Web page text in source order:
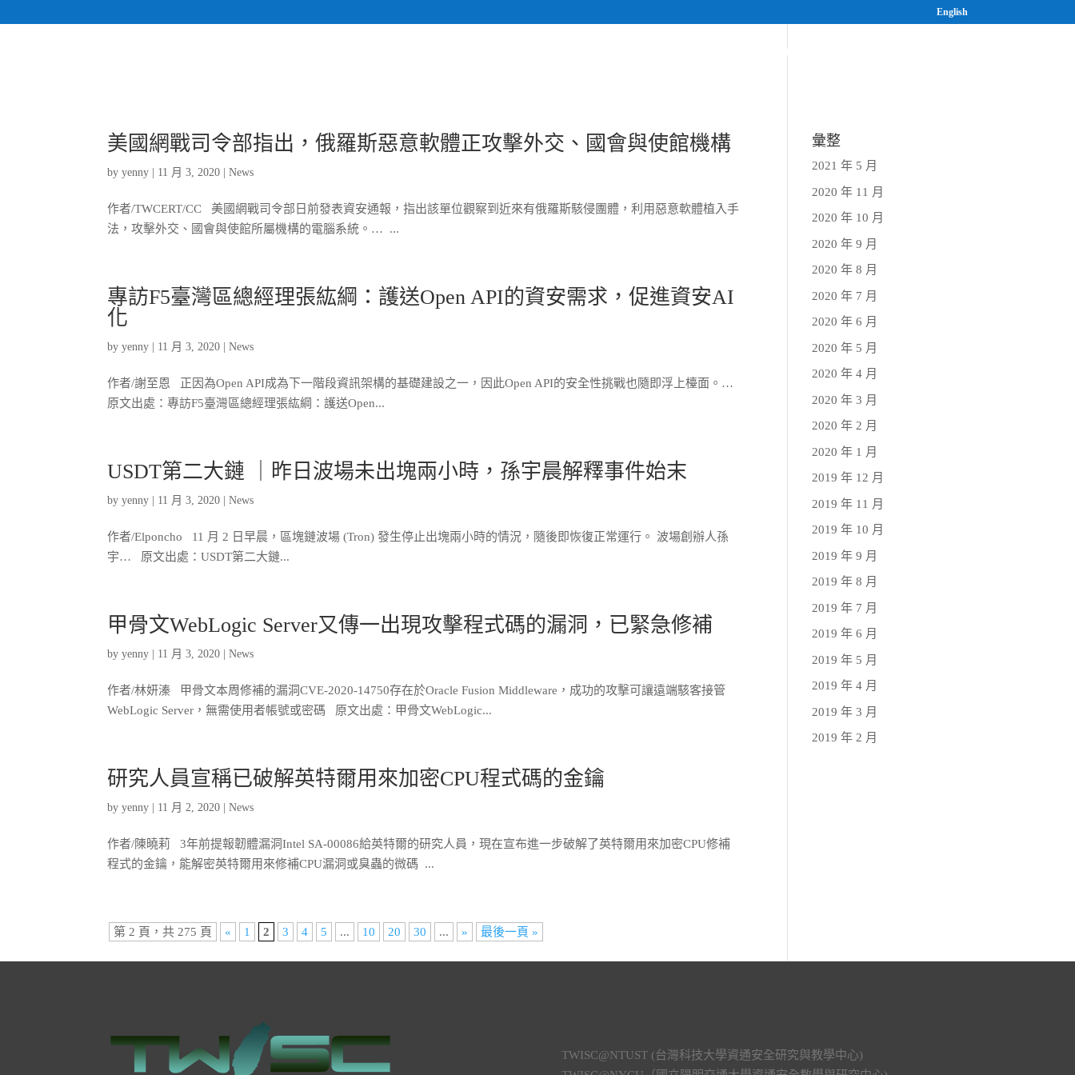
English
研究與人才培育
美國網戰司令部指出，俄羅斯惡意軟體正攻擊外交、國會與使館機構
byyenny 11 月 3, 2020 |News
作者/TWCERT/CC 美國網戰司令部日前發表資安通報，指出該單位觀察到近來有俄羅斯駭侵團體，利用惡意軟體植入手
法，攻擊外交、國會與使館所屬機構的電腦系統。… ...
專訪F5臺灣區總經理張紘綱：護送Open API的資安需求，促進資安AI
化
byyenny 11 月 3, 2020 |News
作者/謝至恩 正因為Open API成為下一階段資訊架構的基礎建設之一，因此Open API的安全性挑戰也隨即浮上檯面。…
原文出處：專訪F5臺灣區總經理張紘綱：護送Open...
USDT第二大鏈 ｜昨日波場未出塊兩小時，孫宇晨解釋事件始末
byyenny 11 月 3, 2020 |News
作者/Elponcho 11 月 2 日早晨，區塊鏈波場 (Tron) 發生停止出塊兩小時的情況，隨後即恢復正常運行。 波場創辦人孫
宇… 原文出處：USDT第二大鏈...
甲骨文WebLogic Server又傳一出現攻擊程式碼的漏洞，已緊急修補
byyenny 11 月 3, 2020 |News
作者/林妍溱 甲骨文本周修補的漏洞CVE-2020-14750存在於Oracle Fusion Middleware，成功的攻擊可讓遠端駭客接管
WebLogic Server，無需使用者帳號或密碼 原文出處：甲骨文WebLogic...
研究人員宣稱已破解英特爾用來加密CPU程式碼的金鑰
byyenny 11 月 2, 2020 |News
作者/陳曉莉 3年前提報韌體漏洞Intel SA-00086給英特爾的研究人員，現在宣布進一步破解了英特爾用來加密CPU修補
程式的金鑰，能解密英特爾用來修補CPU漏洞或臭蟲的微碼 ...
第 2 頁，共 275 頁 « 1 2 3 4 5 ... 10 20 30 ... » 最後一頁 »
彙整
2021 年 5 月
2020 年 11 月
2020 年 10 月
2020 年 9 月
2020 年 8 月
2020 年 7 月
2020 年 6 月
2020 年 5 月
2020 年 4 月
2020 年 3 月
2020 年 2 月
2020 年 1 月
2019 年 12 月
2019 年 11 月
2019 年 10 月
2019 年 9 月
2019 年 8 月
2019 年 7 月
2019 年 6 月
2019 年 5 月
2019 年 4 月
2019 年 3 月
2019 年 2 月
TWISC@NTUST (台灣科技大學資通安全研究與教學中心)